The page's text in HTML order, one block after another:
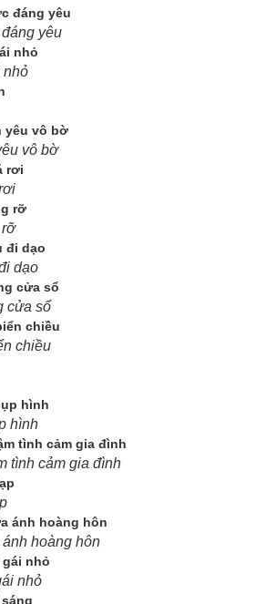
yêu
nhỏ
vô bờ
dạo
cửa sổ
chiều
hình
tình cảm gia đình
hoàng hôn
nhỏ